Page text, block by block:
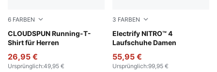
6 FARBEN
CLOUDSPUN Running-T-
Shirt für Herren
Apple Spritz
26,95 €
Ursprünglich:49,95 €
3 FARBEN
Electrify NITRO™ 4
Laufschuhe Damen
Silver Mist-Apple Spritz
55,95 €
Ursprünglich:99,95 €